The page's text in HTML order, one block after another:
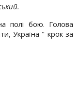
полі бою. Голова
Україна " крок за